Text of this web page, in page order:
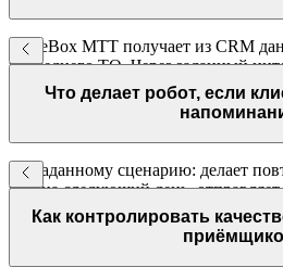
VoiceBox МТТ получает из CRM
последнего ТО. Через заданный
календарному сроку)
предложением записаться.
Что делает робот, если
По заданному сценарию: делает
или на следующий день,
ответа. Все попытки контакта
Как контролировать